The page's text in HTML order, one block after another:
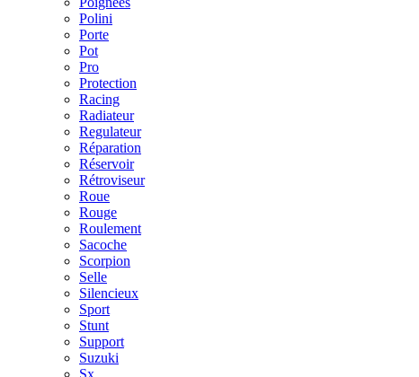
Polini
Porte
Pot
Pro
Protection
Racing
Radiateur
Regulateur
Réparation
Réservoir
Rétroviseur
Roue
Rouge
Roulement
Sacoche
Scorpion
Selle
Silencieux
Sport
Stunt
Support
Suzuki
Sx